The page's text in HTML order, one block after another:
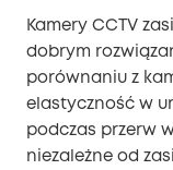
Kamery CCTV
dobrym
porównaniu z
elastyczność w
podczas przerw
niezależne od